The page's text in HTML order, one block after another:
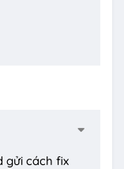
gửi cách fix